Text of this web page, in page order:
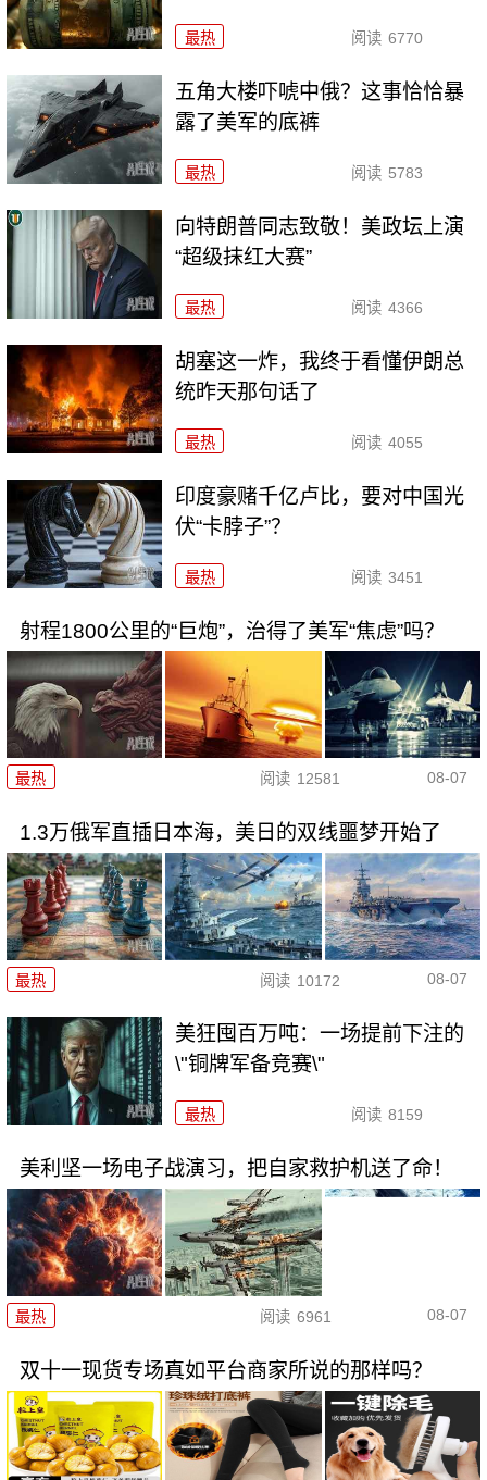
最热 阅读 6770
五角大楼吓唬中俄？这事恰恰暴
露了美军的底裤
最热 阅读 5783
向特朗普同志致敬！美政坛上演
“超级抹红大赛”
最热 阅读 4366
胡塞这一炸，我终于看懂伊朗总
统昨天那句话了
最热 阅读 4055
印度豪赌千亿卢比，要对中国光
伏“卡脖子”？
最热 阅读 3451
射程1800公里的“巨炮”，治得了美军“焦虑”吗？
最热 阅读 12581 08-07
1.3万俄军直插日本海，美日的双线噩梦开始了
最热 阅读 10172 08-07
美狂囤百万吨：一场提前下注的
\"铜牌军备竞赛\"
最热 阅读 8159
美利坚一场电子战演习，把自家救护机送了命！
最热 阅读 6961 08-07
双十一现货专场真如平台商家所说的那样吗？